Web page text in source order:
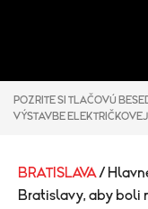
POZRITE SI TLAČOVÚ
VÝSTAVBE ELEKTRIČKOVEJ
BRATISLAVA /
Bratislavy, aby boli